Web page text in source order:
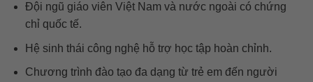
Đội ngũ giáo viên Việt Nam và nước ngoài có chứng
chỉ quốc tế.
Hệ sinh thái công nghệ hỗ trợ học tập hoàn chỉnh.
Chương trình đào tạo đa dạng từ trẻ em đến người